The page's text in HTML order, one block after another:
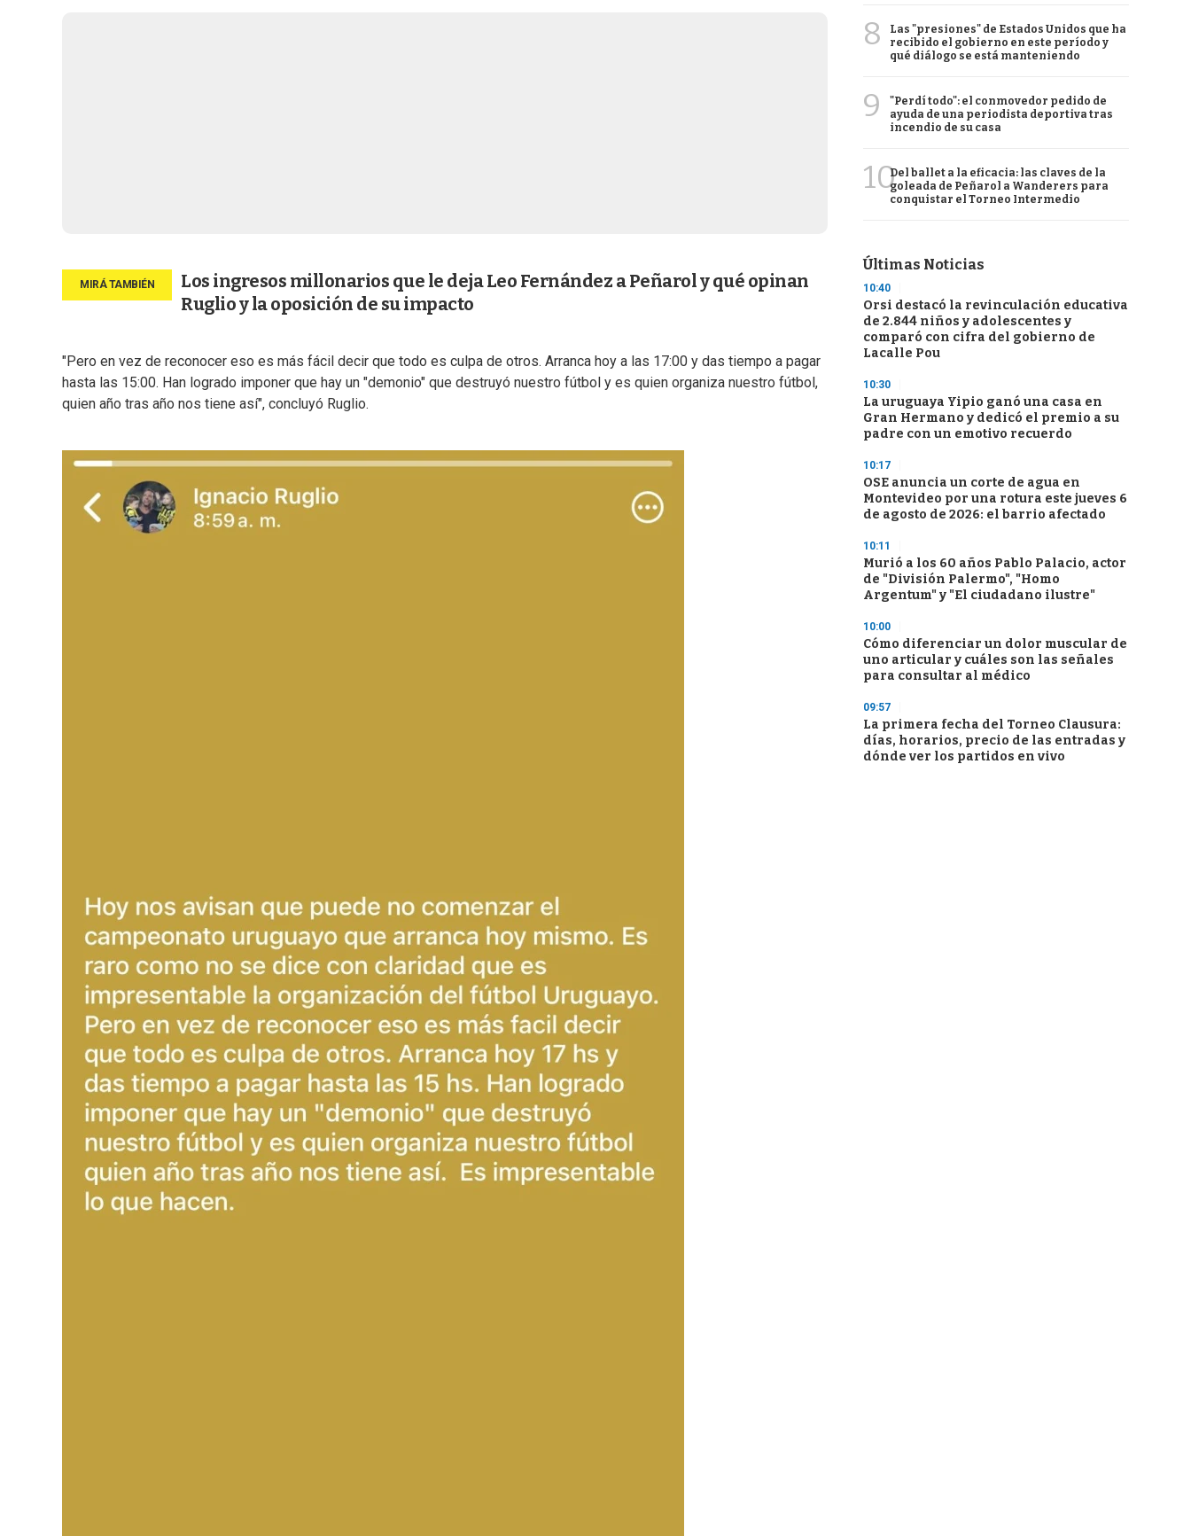
Los ingresos millonarios que le deja Leo Fernández a Peñarol y qué opinan
Ruglio y la oposición de su impacto
"Pero en vez de reconocer eso es más fácil decir que todo es culpa de otros. Arranca hoy a las 17:00 y das tiempo a pagar
hasta las 15:00. Han logrado imponer que hay un "demonio" que destruyó nuestro fútbol y es quien organiza nuestro fútbol,
quien año tras año nos tiene así", concluyó Ruglio.
8
Las "presiones" de Estados Unidos que ha
recibido el gobierno en este período y
qué diálogo se está manteniendo
9
"Perdí todo": el conmovedor pedido de
ayuda de una periodista deportiva tras
incendio de su casa
10Del ballet a la eficacia: las claves de la
goleada de Peñarol a Wanderers para
conquistar el Torneo Intermedio
Últimas Noticias
10:40
Orsi destacó la revinculación educativa
de 2.844 niños y adolescentes y
comparó con cifra del gobierno de
Lacalle Pou
10:30
La uruguaya Yipio ganó una casa en
Gran Hermano y dedicó el premio a su
padre con un emotivo recuerdo
10:17
OSE anuncia un corte de agua en
Montevideo por una rotura este jueves 6
de agosto de 2026: el barrio afectado
10:11
Murió a los 60 años Pablo Palacio, actor
de "División Palermo", "Homo
Argentum" y "El ciudadano ilustre"
10:00
Cómo diferenciar un dolor muscular de
uno articular y cuáles son las señales
para consultar al médico
09:57
La primera fecha del Torneo Clausura:
días, horarios, precio de las entradas y
dónde ver los partidos en vivo